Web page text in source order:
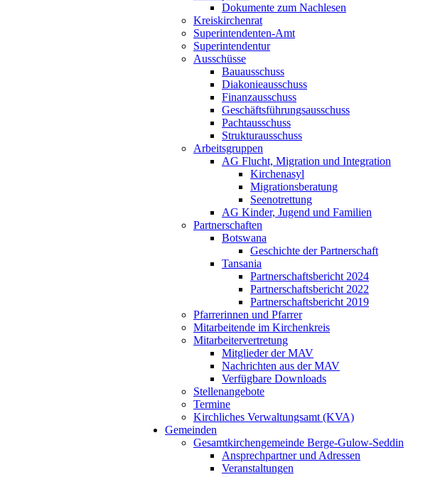
Dokumente zum Nachlesen
Kreiskirchenrat
Superintendenten-Amt
Superintendentur
Ausschüsse
Bauausschuss
Diakonieausschuss
Finanzausschuss
Geschäftsführungsausschuss
Pachtausschuss
Strukturausschuss
Arbeitsgruppen
AG Flucht, Migration und Integration
Kirchenasyl
Migrationsberatung
Seenotrettung
AG Kinder, Jugend und Familien
Partnerschaften
Botswana
Geschichte der Partnerschaft
Tansania
Partnerschaftsbericht 2024
Partnerschaftsbericht 2022
Partnerschaftsbericht 2019
Pfarrerinnen und Pfarrer
Mitarbeitende im Kirchenkreis
Mitarbeitervertretung
Mitglieder der MAV
Nachrichten aus der MAV
Verfügbare Downloads
Stellenangebote
Termine
Kirchliches Verwaltungsamt (KVA)
Gemeinden
Gesamtkirchengemeinde Berge-Gulow-Seddin
Ansprechpartner und Adressen
Veranstaltungen